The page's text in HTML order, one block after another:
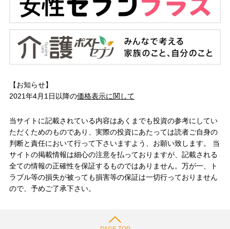
【お知らせ】
2021年4月1日以降の価格表示に関して
当サイトに記載されている内容はあくまでも投資の参考にしてい
ただくためのものであり、実際の投資にあたっては読者ご自身の
判断と責任において行って下さいますよう、お願い致します。 当
サイトの掲載情報は細心の注意を払っておりますが、記載される
全ての情報の正確性を保証するものではありません。万が一、ト
ラブル等の損失が被っても損害等の保証は一切行っておりません
ので、予めご了承下さい。